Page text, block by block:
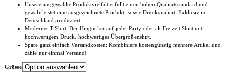
Unsere ausgewählte Produktvielfalt erfüllt einen hohen Qualitätsstandard und
gewährleistet eine ausgezeichnete Produkt- sowie Druckqualität. Exklusiv in
Deutschland produziert
Modernes T-Shirt. Der Hingucker auf jeder Party oder als Freizeit Shirt mit
hochwertigem Druck. hochwertiges Übergrößenshirt.
Spare ganz einfach Versandkosten: Kombiniere kostengünstig mehrere Artikel und
zahle nur einmal Versand!
Grösse